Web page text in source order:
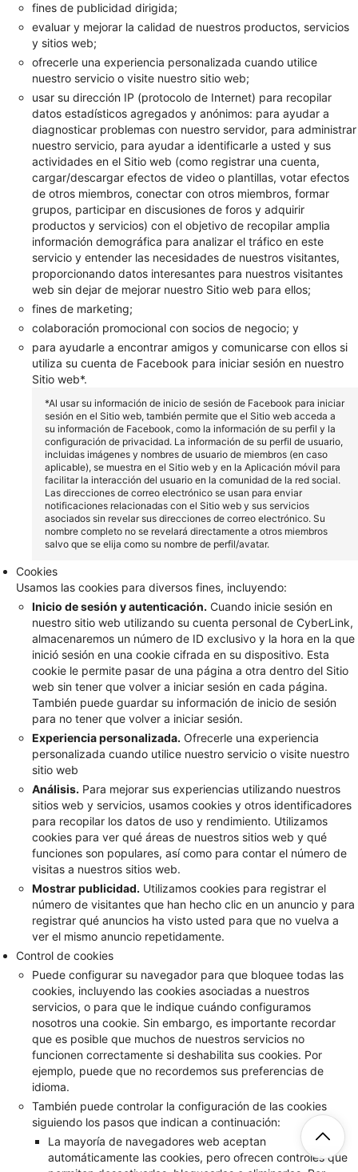
fines de publicidad dirigida;
evaluar y mejorar la calidad de nuestros productos, servicios
y sitios web;
ofrecerle una experiencia personalizada cuando utilice
nuestro servicio o visite nuestro sitio web;
usar su dirección IP (protocolo de Internet) para recopilar
datos estadísticos agregados y anónimos: para ayudar a
diagnosticar problemas con nuestro servidor, para administrar
nuestro servicio, para ayudar a identificarle a usted y sus
actividades en el Sitio web (como registrar una cuenta,
cargar/descargar efectos de video o plantillas, votar efectos
de otros miembros, conectar con otros miembros, formar
grupos, participar en discusiones de foros y adquirir
productos y servicios) con el objetivo de recopilar amplia
información demográfica para analizar el tráfico en este
servicio y entender las necesidades de nuestros visitantes,
proporcionando datos interesantes para nuestros visitantes
web sin dejar de mejorar nuestro Sitio web para ellos;
fines de marketing;
colaboración promocional con socios de negocio; y
para ayudarle a encontrar amigos y comunicarse con ellos si
utiliza su cuenta de Facebook para iniciar sesión en nuestro
Sitio web*.
*Al usar su información de inicio de sesión de Facebook para iniciar
sesión en el Sitio web, también permite que el Sitio web acceda a
su información de Facebook, como la información de su perfil y la
configuración de privacidad. La información de su perfil de usuario,
incluidas imágenes y nombres de usuario de miembros (en caso
aplicable), se muestra en el Sitio web y en la Aplicación móvil para
facilitar la interacción del usuario en la comunidad de la red social.
Las direcciones de correo electrónico se usan para enviar
notificaciones relacionadas con el Sitio web y sus servicios
asociados sin revelar sus direcciones de correo electrónico. Su
nombre completo no se revelará directamente a otros miembros
salvo que se elija como su nombre de perfil/avatar.
Cookies
Usamos las cookies para diversos fines, incluyendo:
Inicio de sesión y autenticación. Cuando inicie sesión en
nuestro sitio web utilizando su cuenta personal de CyberLink,
almacenaremos un número de ID exclusivo y la hora en la que
inició sesión en una cookie cifrada en su dispositivo. Esta
cookie le permite pasar de una página a otra dentro del Sitio
web sin tener que volver a iniciar sesión en cada página.
También puede guardar su información de inicio de sesión
para no tener que volver a iniciar sesión.
Experiencia personalizada. Ofrecerle una experiencia
personalizada cuando utilice nuestro servicio o visite nuestro
sitio web
Análisis. Para mejorar sus experiencias utilizando nuestros
sitios web y servicios, usamos cookies y otros identificadores
para recopilar los datos de uso y rendimiento. Utilizamos
cookies para ver qué áreas de nuestros sitios web y qué
funciones son populares, así como para contar el número de
visitas a nuestros sitios web.
Mostrar publicidad. Utilizamos cookies para registrar el
número de visitantes que han hecho clic en un anuncio y para
registrar qué anuncios ha visto usted para que no vuelva a
ver el mismo anuncio repetidamente.
Control de cookies
Puede configurar su navegador para que bloquee todas las
cookies, incluyendo las cookies asociadas a nuestros
servicios, o para que le indique cuándo configuramos
nosotros una cookie. Sin embargo, es importante recordar
que es posible que muchos de nuestros servicios no
funcionen correctamente si deshabilita sus cookies. Por
ejemplo, puede que no recordemos sus preferencias de
idioma.
También puede controlar la configuración de las cookies
siguiendo los pasos que indican a continuación:
La mayoría de navegadores web aceptan
automáticamente las cookies, pero ofrecen controles que